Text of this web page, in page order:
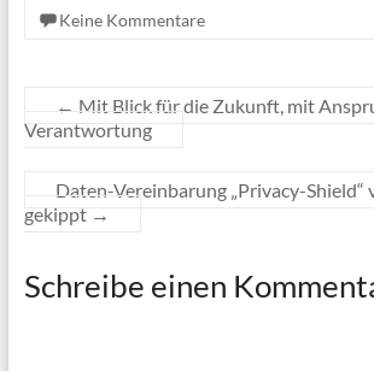
Keine Kommentare
← Mit Blick für die Zukunft, mit
Verantwortung
Daten-Vereinbarung „Privacy-Shield“
gekippt →
Schreibe einen